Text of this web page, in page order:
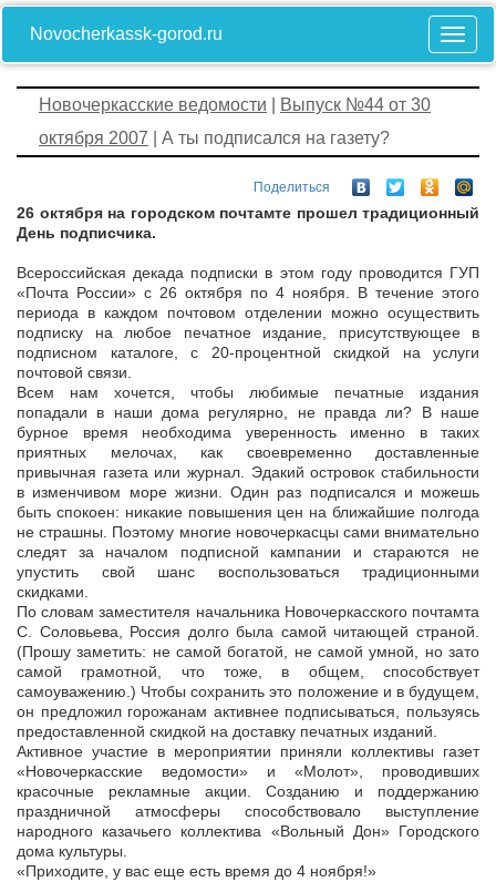
Novocherkassk-gorod.ru
Новочеркасские ведомости
Выпуск №44 от 30
октября 2007 | А ты подписался на газету?
Поделиться
26 октября на городском почтамте прошел традиционный
День подписчика.
Всероссийская декада подписки в этом году проводится ГУП
«Почта России» с 26 октября по 4 ноября. В течение этого
периода в каждом почтовом отделении можно осуществить
подписку на любое печатное издание, присутствующее в
подписном каталоге, с 20-процентной скидкой на услуги
почтовой связи.
Всем нам хочется, чтобы любимые печатные издания
попадали в наши дома регулярно, не правда ли? В наше
бурное время необходима уверенность именно в таких
приятных мелочах, как своевременно доставленные
привычная газета или журнал. Эдакий островок стабильности
в изменчивом море жизни. Один раз подписался и можешь
быть спокоен: никакие повышения цен на ближайшие полгода
не страшны. Поэтому многие новочеркасцы сами внимательно
следят за началом подписной кампании и стараются не
упустить свой шанс воспользоваться традиционными
скидками.
По словам заместителя начальника Новочеркасского почтамта
С. Соловьева, Россия долго была самой читающей страной.
(Прошу заметить: не самой богатой, не самой умной, но зато
самой грамотной, что тоже, в общем, способствует
самоуважению.) Чтобы сохранить это положение и в будущем,
он предложил горожанам активнее подписываться, пользуясь
предоставленной скидкой на доставку печатных изданий.
Активное участие в мероприятии приняли коллективы газет
«Новочеркасские ведомости» и «Молот», проводивших
красочные рекламные акции. Созданию и поддержанию
праздничной атмосферы способствовало выступление
народного казачьего коллектива «Вольный Дон» Городского
дома культуры.
«Приходите, у вас еще есть время до 4 ноября!»